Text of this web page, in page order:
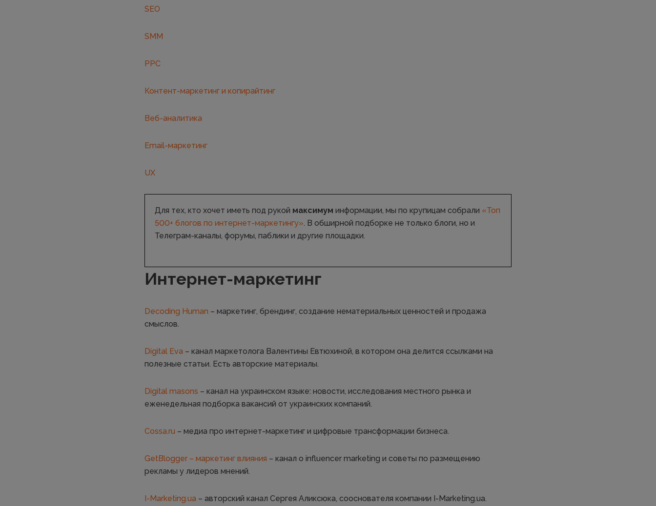
SEO
SMM
PPC
Контент-маркетинг и копирайтинг
Веб-аналитика
Email-маркетинг
UX
Для тех, кто хочет иметь под рукой максимум информации, мы по крупицам собрали «Топ
500+ блогов по интернет-маркетингу». В обширной подборке не только блоги, но и
Телеграм-каналы, форумы, паблики и другие площадки.
Интернет-маркетинг
Decoding Human – маркетинг, брендинг, создание нематериальных ценностей и продажа
смыслов.
Digital Eva – канал маркетолога Валентины Евтюхиной, в котором она делится ссылками на
полезные статьи. Есть авторские материалы.
Digital masons – канал на украинском языке: новости, исследования местного рынка и
еженедельная подборка вакансий от украинских компаний.
Cossa.ru – медиа про интернет-маркетинг и цифровые трансформации бизнеса.
GetBlogger – маркетинг влияния – канал о influencer marketing и советы по размещению
рекламы у лидеров мнений.
I-Marketing.ua – авторский канал Сергея Аликсюка, сооснователя компании I-Marketing.ua.